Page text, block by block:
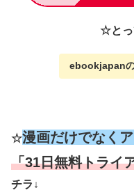
☆とっ
ebookjapan
☆漫画だけでなく
「31日無料トライ
チラ↓